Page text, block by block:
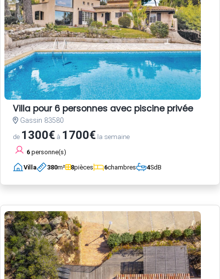
Villa pour 6 personnes avec piscine privée
Gassin 83580
de 1300€ à 1700€ la semaine
6 personne(s)
Villa 380m² 8pièces 6chambres 4SdB